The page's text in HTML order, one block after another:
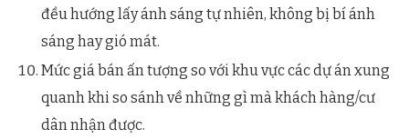
đều hướng lấy ánh sáng tự nhiên, không bị bí ánh
sáng hay gió mát.
Mức giá bán ấn tượng so với khu vực các dự án xung
quanh khi so sánh về những gì mà khách hàng/cư
dân nhận được.